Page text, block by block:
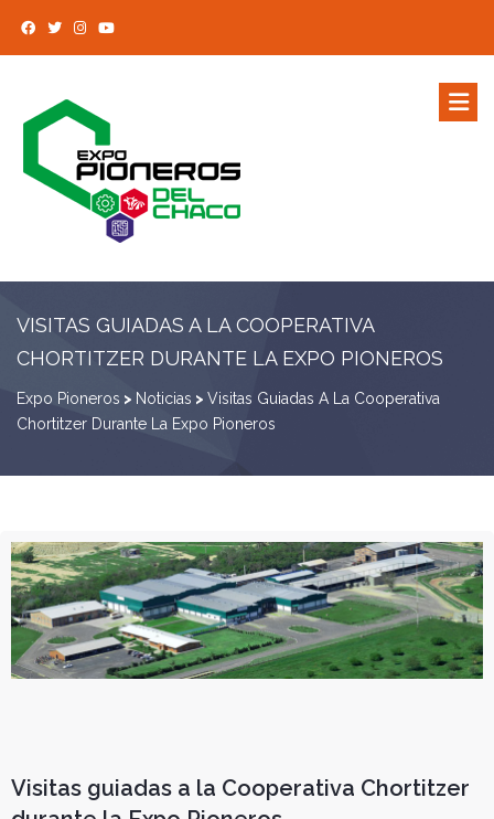
VISITAS GUIADAS A LA COOPERATIVA
CHORTITZER DURANTE LA EXPO PIONEROS
Expo Pioneros > Noticias > Visitas Guiadas A La Cooperativa
Chortitzer Durante La Expo Pioneros
Visitas guiadas a la Cooperativa Chortitzer